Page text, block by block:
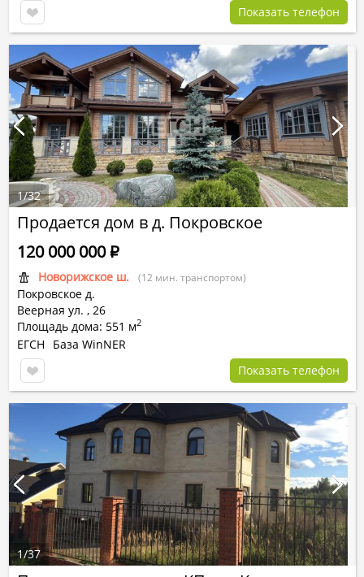
Показать телефон
Продается дом в д. Покровское
Новорижское ш. (12 мин. транспортом)
Покровское д.
Веерная ул. , 26
Площадь дома: 551 м2
120 000 000Р
ЕГСН
База WinNER
Показать телефон
1/32
1/37